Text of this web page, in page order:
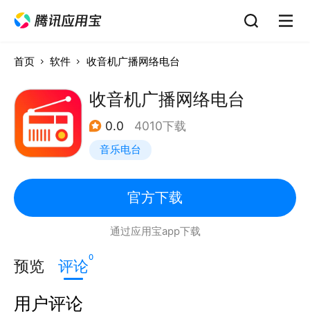
首页 软件 收音机广播网络电台
收音机广播网络电台
0.0 4010下载
音乐电台
官方下载
通过应用宝app下载
预览 评论0
用户评论